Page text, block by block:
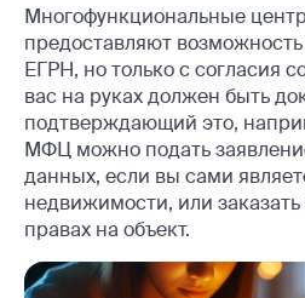
Многофункциональные
предоставляют
ЕГРН, но только с согласия
вас на руках должен быть
подтверждающий это,
МФЦ можно подать
данных, если вы сами
недвижимости, или
правах на объект.